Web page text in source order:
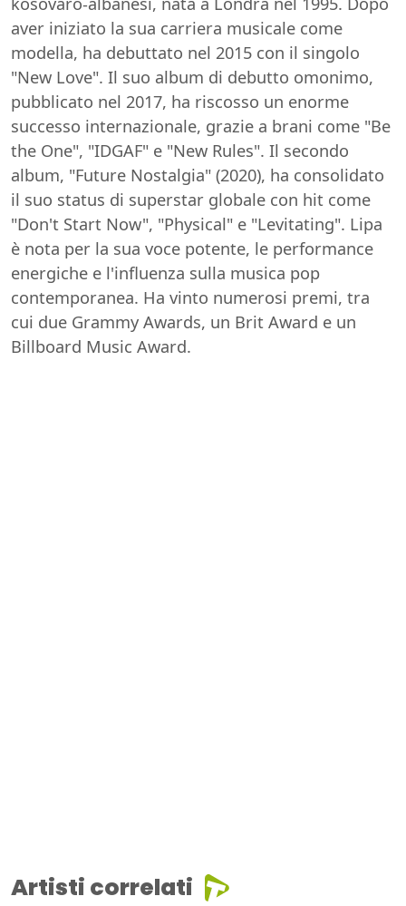
aver iniziato la sua carriera musicale come
modella, ha debuttato nel 2015 con il singolo
"New Love". Il suo album di debutto omonimo,
pubblicato nel 2017, ha riscosso un enorme
successo internazionale, grazie a brani come "Be
the One", "IDGAF" e "New Rules". Il secondo
album, "Future Nostalgia" (2020), ha consolidato
il suo status di superstar globale con hit come
"Don't Start Now", "Physical" e "Levitating". Lipa
è nota per la sua voce potente, le performance
energiche e l'influenza sulla musica pop
contemporanea. Ha vinto numerosi premi, tra
cui due Grammy Awards, un Brit Award e un
Billboard Music Award.
Artisti correlati